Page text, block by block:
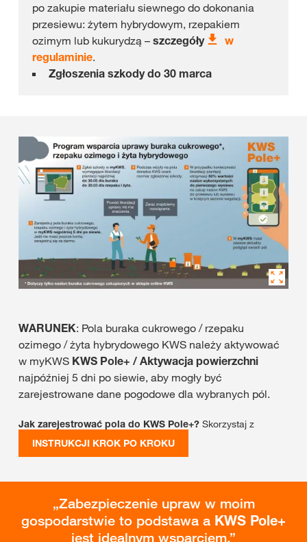
po zakupie materiału siewnego do dokonania
przesiewu: żytem hybrydowym, rzepakiem
ozimym lub kukurydzą – szczegóły
w
regulaminie.
Zgłoszenia szkody do 30 marca
WARUNEK: Pola buraka cukrowego / rzepaku
ozimego / żyta hybrydowego KWS należy aktywować
w myKWS KWS Pole+ / Aktywacja powierzchni
najpóźniej 5 dni po siewie, aby mogły być
zarejestrowane dane pogodowe dla wybranych pól.
Jak zarejestrować pola do KWS Pole+? Skorzystaj z
INSTRUKCJI KROK PO KROKU
Zabezpieczenie upraw w moim
gospodarstwie to podstawa a KWS Pole+
jest idealnym wsparciem.